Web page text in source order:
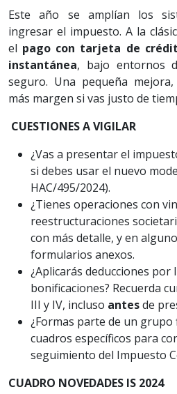
Este año se amplían los
ingresar el impuesto. A la
el pago con tarjeta de
instantánea, bajo entornos
seguro. Una pequeña
más margen si vas justo de
CUESTIONES A VIGILAR
¿Vas a presentar el
si debes usar el nuevo
HAC/495/2024).
¿Tienes operaciones con
reestructuraciones
con más detalle, y en
formularios anexos.
¿Aplicarás deducciones
bonificaciones? Recuerda
III y IV, incluso antesde
¿Formas parte de un grupo
cuadros específicos para
seguimiento del Impuesto
CUADRO NOVEDADES IS 2024